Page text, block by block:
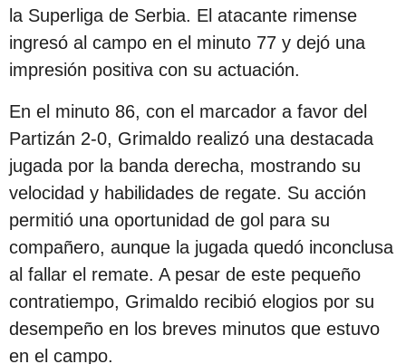
s
d
e
a
p
u
b
l
i
c
a
c
la Superliga de Serbia. El atacante rimense
ingresó al campo en el minuto 77 y dejó una
impresión positiva con su actuación.
En el minuto 86, con el marcador a favor del
Partizán 2-0, Grimaldo realizó una destacada
jugada por la banda derecha, mostrando su
velocidad y habilidades de regate. Su acción
permitió una oportunidad de gol para su
compañero, aunque la jugada quedó inconclusa
al fallar el remate. A pesar de este pequeño
contratiempo, Grimaldo recibió elogios por su
desempeño en los breves minutos que estuvo
en el campo.